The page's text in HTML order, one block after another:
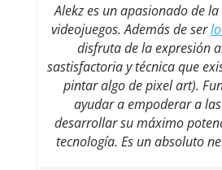
Alekz es un apasionado de
videojuegos. Además de ser
disfruta de la expresión
sastisfactoria y técnica que
pintar algo de pixel art).
ayudar a empoderar a
desarrollar su máximo
tecnología. Es un absoluto